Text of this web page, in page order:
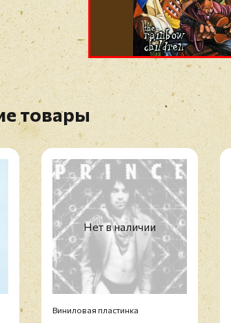
товары
Нет в наличии
Виниловая пластинка